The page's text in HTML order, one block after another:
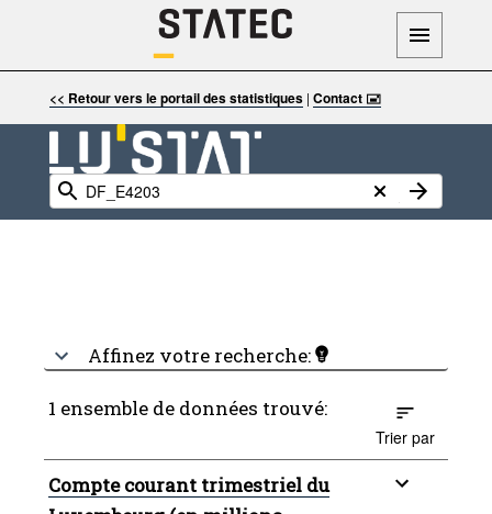
<< Retour vers le portail des statistiques| Contact 🖃
Affinez votre recherche:
1 ensemble de données trouvé:
Trier par
Compte courant trimestriel du